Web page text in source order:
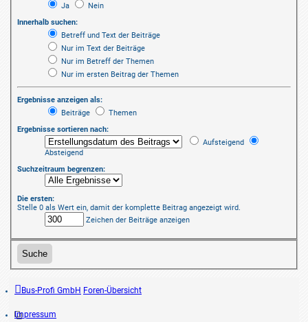
Ja
Nein
Innerhalb suchen:
Betreff und Text der Beiträge
Nur im Text der Beiträge
Nur im Betreff der Themen
Nur im ersten Beitrag der Themen
Ergebnisse anzeigen als:
Beiträge
Themen
Ergebnisse sortieren nach:
Aufsteigend
Absteigend
Suchzeitraum begrenzen:
Die ersten:
Stelle 0 als Wert ein, damit der komplette Beitrag angezeigt wird.
Zeichen der Beiträge anzeigen
Bus-Profi GmbH Foren-Übersicht
Impressum